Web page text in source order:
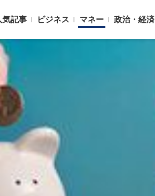
気記事 ビジネス マネー 政治・経済